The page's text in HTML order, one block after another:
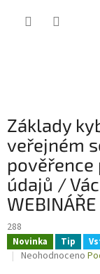
Základy
veřejném
údajů /
WEBINÁŘE
288
Novinka Tip
Průměrné
Neohodnoceno